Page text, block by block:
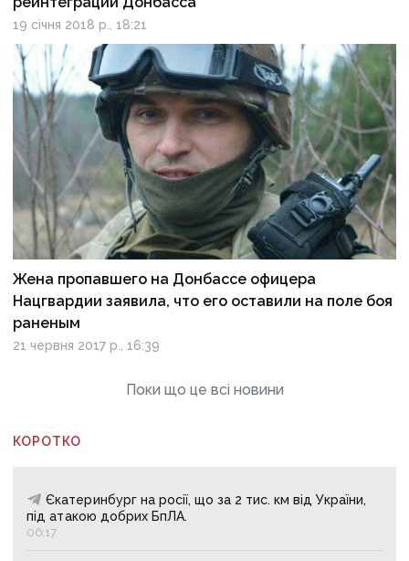
19 січня 2018 р., 18:21
Жена пропавшего на Донбассе офицера
Нацгвардии заявила, что его оставили на поле боя
раненым
21 червня 2017 р., 16:39
Поки що це всі новини
КОРОТКО
Єкатеринбург на росії, що за 2 тис. км від України,
під атакою добрих БпЛА.
06:17